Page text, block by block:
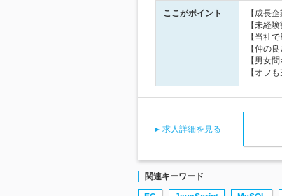
ここがポイント
【成長
【未経
【当社
【仲の
【男女
【オフ
求人詳細を見る
関連キーワード